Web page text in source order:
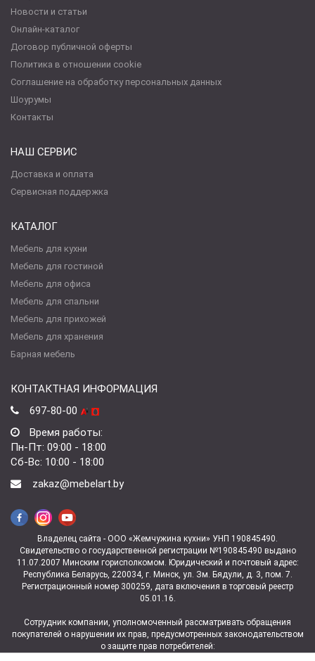
Новости и статьи
Онлайн-каталог
Договор публичной оферты
Политика в отношении cookie
Соглашение на обработку персональных данных
Шоурумы
Контакты
НАШ СЕРВИС
Доставка и оплата
Сервисная поддержка
КАТАЛОГ
Мебель для кухни
Мебель для гостиной
Мебель для офиса
Мебель для спальни
Мебель для прихожей
Мебель для хранения
Барная мебель
КОНТАКТНАЯ ИНФОРМАЦИЯ
697-80-00
Время работы:
Пн-Пт: 09:00 - 18:00
Сб-Вс: 10:00 - 18:00
zakaz@mebelart.by
Владелец сайта - ООО «Жемчужина кухни» УНП 190845490.
Свидетельство о государственной регистрации №190845490 выдано
11.07.2007 Минским горисполкомом. Юридический и почтовый адрес:
Республика Беларусь, 220034, г. Минск, ул. Зм. Бядули, д. 3, пом. 7.
Регистрационный номер 300259, дата включения в торговый реестр
05.01.16.
Сотрудник компании, уполномоченный рассматривать обращения
покупателей о нарушении их прав, предусмотренных законодательством
о защите прав потребителей: